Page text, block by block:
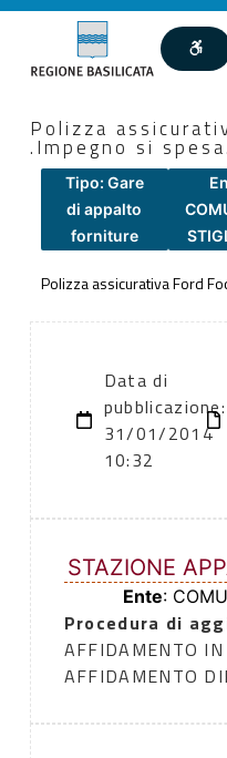
Polizza
.Impegno si
Tipo: Gare
di appalto
forniture
Polizza assicurativa Ford
Data di
pubblicazione:
31/01/2014
10:32
STAZIONE
Ente:
Procedura di
AFFIDAMENTO
AFFIDAMENTO